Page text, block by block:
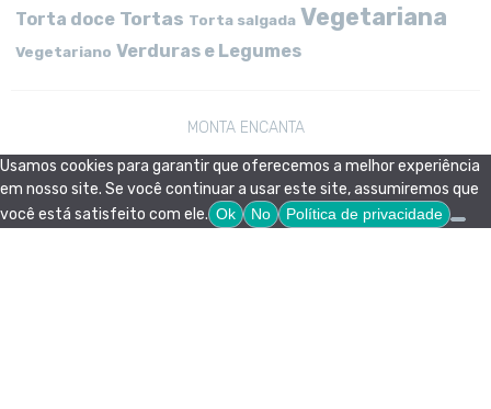
Torta doce Tortas Torta salgada Vegetariana
Vegetariano Verduras e Legumes
MONTA ENCANTA
Usamos cookies para garantir que oferecemos a melhor experiência
em nosso site. Se você continuar a usar este site, assumiremos que
você está satisfeito com ele. Ok No Política de privacidade